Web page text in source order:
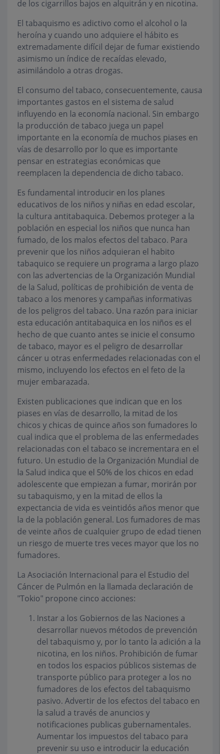
de los cigarrillos bajos en alquitrán y en nicotina.
El tabaquismo es adictivo como el alcohol o la
heroína y cuando uno adquiere el hábito es
extremadamente difícil dejar de fumar existiendo
asimismo un índice de recaídas elevado,
asimilándolo a otras drogas.
El consumo del tabaco, consecuentemente, causa
importantes gastos en el sistema de salud
influyendo en la economía nacional. Sin embargo
la producción de tabaco juega un papel
importante en la economía de muchos piases en
vías de desarrollo por lo que es importante
pensar en estrategias económicas que
reemplacen la dependencia de dicho tabaco.
Es fundamental introducir en los planes
educativos de los niños y niñas en edad escolar,
la cultura antitabaquica. Debemos proteger a la
población en especial los niños que nunca han
fumado, de los malos efectos del tabaco. Para
prevenir que los niños adquieran el habito
tabaquico se requiere un programa a largo plazo
con las advertencias de la Organización Mundial
de la Salud, políticas de prohibición de venta de
tabaco a los menores y campañas informativas
de los peligros del tabaco. Una razón para iniciar
esta educación antitabaquica en los niños es el
hecho de que cuanto antes se inicie el consumo
de tabaco, mayor es el peligro de desarrollar
cáncer u otras enfermedades relacionadas con el
mismo, incluyendo los efectos en el feto de la
mujer embarazada.
Existen publicaciones que indican que en los
piases en vías de desarrollo, la mitad de los
chicos y chicas de quince años son fumadores lo
cual indica que el problema de las enfermedades
relacionadas con el tabaco se incrementara en el
futuro. Un estudio de la Organización Mundial de
la Salud indica que el 50% de los chicos en edad
adolescente que empiezan a fumar, morirán por
su tabaquismo, y en la mitad de ellos la
expectancia de vida es veintidós años menor que
la de la población general. Los fumadores de mas
de veinte años de cualquier grupo de edad tienen
un riesgo de muerte tres veces mayor que los no
fumadores.
La Asociación Internacional para el Estudio del
Cáncer de Pulmón en la llamada declaración de
"Tokio" propone cinco acciones:
Instar a los Gobiernos de las Naciones a
desarrollar nuevos métodos de prevención
del tabaquismo y, por lo tanto la adición a la
nicotina, en los niños. Prohibición de fumar
en todos los espacios públicos sistemas de
transporte público para proteger a los no
fumadores de los efectos del tabaquismo
pasivo. Advertir de los efectos del tabaco en
la salud a través de anuncios y
notificaciones publicas gubernamentales.
Aumentar los impuestos del tabaco para
prevenir su uso e introducir la educación